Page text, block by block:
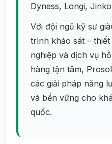
Dyness, Longi,
Với đội ngũ kỹ sư
trình khảo sát –
nghiệp và dịch vụ
hàng tận tâm,
các giải pháp năng
và bền vững cho
quốc.